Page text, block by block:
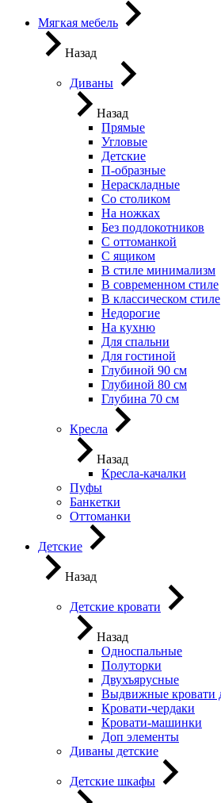
Мягкая мебель
Назад
Диваны
Назад
Прямые
Угловые
Детские
П-образные
Нераскладные
Со столиком
На ножках
Без подлокотников
С оттоманкой
С ящиком
В стиле минимализм
В современном стиле
В классическом стиле
Недорогие
На кухню
Для спальни
Для гостиной
Глубиной 90 см
Глубиной 80 см
Глубина 70 см
Кресла
Назад
Кресла-качалки
Пуфы
Банкетки
Оттоманки
Детские
Назад
Детские кровати
Назад
Односпальные
Полуторки
Двухъярусные
Выдвижные кровати
Кровати-чердаки
Кровати-машинки
Доп элементы
Диваны детские
Детские шкафы